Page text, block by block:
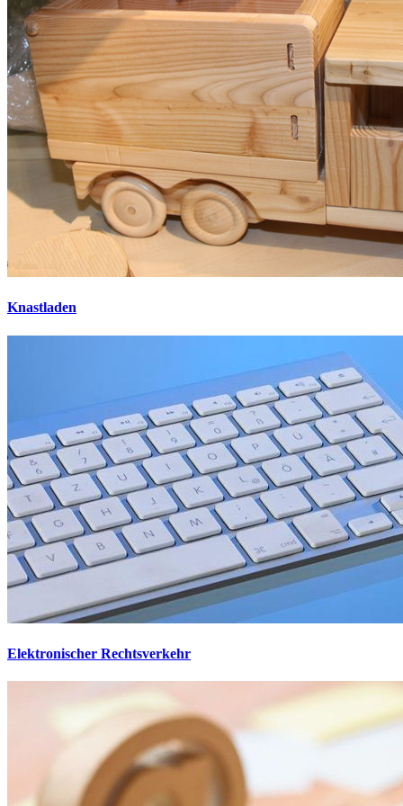
Knastladen
Elektronischer Rechtsverkehr